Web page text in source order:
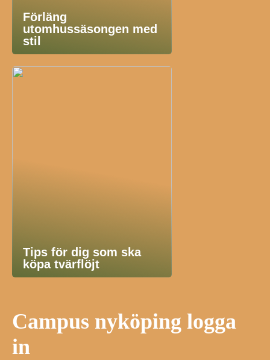
Förläng
utomhussäsongen med
stil
Tips för dig som ska
köpa tvärflöjt
Campus nyköping logga
in